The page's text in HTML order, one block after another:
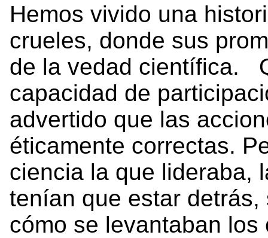
Hemos vivido una
crueles, donde sus
de la vedad científica.
capacidad de
advertido que las
éticamente correctas.
ciencia la que lideraba,
tenían que estar
cómo se levantaban